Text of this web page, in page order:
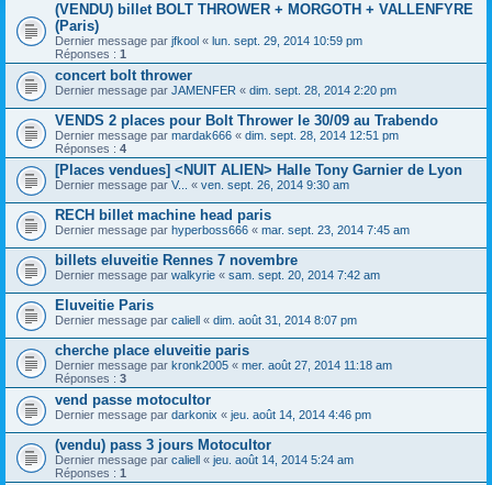
(VENDU) billet BOLT THROWER + MORGOTH + VALLENFYRE
(Paris)
Dernier message par jfkool « lun. sept. 29, 2014 10:59 pm
Réponses : 1
concert bolt thrower
Dernier message par JAMENFER « dim. sept. 28, 2014 2:20 pm
VENDS 2 places pour Bolt Thrower le 30/09 au Trabendo
Dernier message par mardak666 « dim. sept. 28, 2014 12:51 pm
Réponses : 4
[Places vendues] <NUIT ALIEN> Halle Tony Garnier de Lyon
Dernier message par V... « ven. sept. 26, 2014 9:30 am
RECH billet machine head paris
Dernier message par hyperboss666 « mar. sept. 23, 2014 7:45 am
billets eluveitie Rennes 7 novembre
Dernier message par walkyrie « sam. sept. 20, 2014 7:42 am
Eluveitie Paris
Dernier message par caliell « dim. août 31, 2014 8:07 pm
cherche place eluveitie paris
Dernier message par kronk2005 « mer. août 27, 2014 11:18 am
Réponses : 3
vend passe motocultor
Dernier message par darkonix « jeu. août 14, 2014 4:46 pm
(vendu) pass 3 jours Motocultor
Dernier message par caliell « jeu. août 14, 2014 5:24 am
Réponses : 1